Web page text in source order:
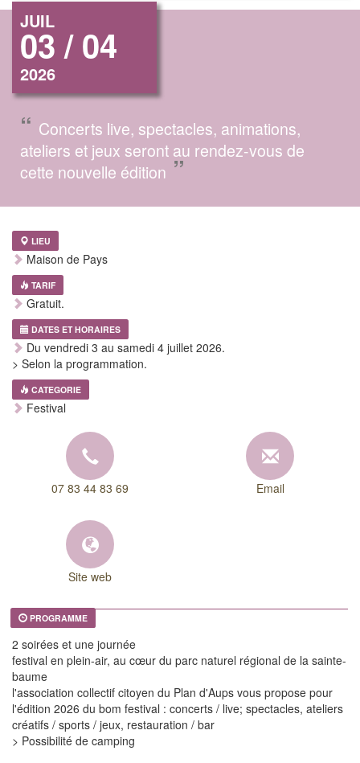
JUIL
03 / 04
2026
“ Concerts live, spectacles, animations,
ateliers et jeux seront au rendez-vous de
cette nouvelle édition”
LIEU
Maison de Pays
TARIF
Gratuit.
DATES ET HORAIRES
Du vendredi 3 au samedi 4 juillet 2026.
> Selon la programmation.
CATEGORIE
Festival
07 83 44 83 69 Email
Site web
PROGRAMME
2 soirées et une journée
festival en plein-air, au cœur du parc naturel régional de la sainte-
baume
l'association collectif citoyen du Plan d'Aups vous propose pour
l'édition 2026 du bom festival : concerts / live; spectacles, ateliers
créatifs / sports / jeux, restauration / bar
> Possibilité de camping